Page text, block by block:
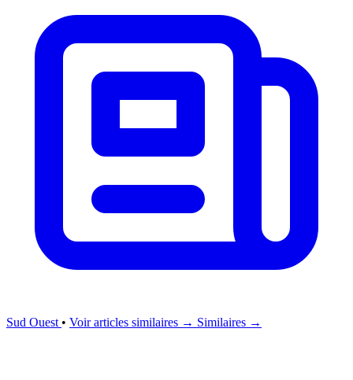
Sud Ouest • Voir articles similaires → Similaires →